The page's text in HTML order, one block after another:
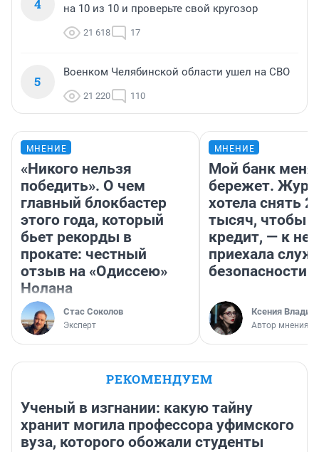
4
на 10 из 10 и проверьте свой кругозор
21 618 17
5
Военком Челябинской области ушел на СВО
21 220 110
МНЕНИЕ
«Никого нельзя
победить». О чем
главный блокбастер
этого года, который
бьет рекорды в
прокате: честный
отзыв на «Одиссею»
Нолана
Стас Соколов
Эксперт
МНЕНИЕ
Мой банк меня
бережет.
хотела снять
тысяч, чтобы
кредит, — к
приехала
безопасности
Ксения
Автор мнения
РЕКОМЕНДУЕМ
Ученый в изгнании: какую тайну
хранит могила профессора уфимского
вуза, которого обожали студенты